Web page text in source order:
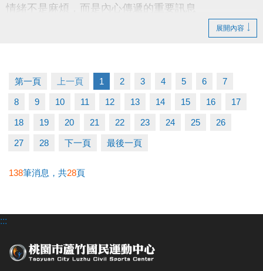
情緒不是麻煩，而是內心傳遞的重要訊息
【本次講座主題】
我的情緒在說什麼？一場認識自己的練習
#帶你一起：
◆ 看見自己的情緒，認識情緒真正的樣貌
◆ 學習以接納與理解的方式，與情緒和平相處
【#活動時間】下午 14:00-16:00
展開內容
第一頁 上一頁 1 2 3 4 5 6 7
8 9 10 11 12 13 14 15 16 17
18 19 20 21 22 23 24 25 26
27 28 下一頁 最後一頁
138筆消息，共28頁
:::